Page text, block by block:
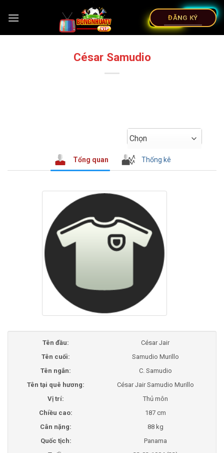
ĐĂNG KÝ
César Samudio
Chọn
Tổng quan Thống kê
Tên đầu:
César Jair
Tên cuối:
Samudio Murillo
Tên ngắn:
C. Samudio
Tên tại quê hương:
César Jair Samudio Murillo
Vị trí:
Thủ môn
Chiều cao:
187 cm
Cân nặng:
88 kg
Quốc tịch:
Panama